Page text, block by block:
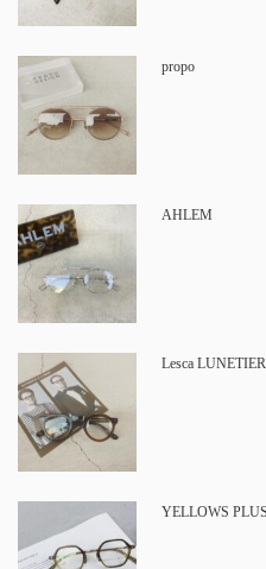
propo
AHLEM
Lesca LUNETIER
YELLOWS PLUS